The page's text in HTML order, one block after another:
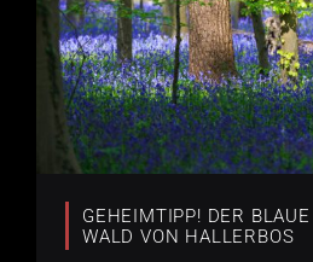
GEHEIMTIPP! DER BLAUE
WALD VON HALLERBOS